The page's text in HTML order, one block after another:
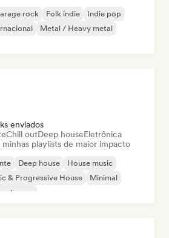
rock Folk indie
Indie pop
Metal / Heavy metal
enviados
Chill outDeep houseEletrônica
playlists de maior impacto
Deep house
House music
& Progressive House
Minimal